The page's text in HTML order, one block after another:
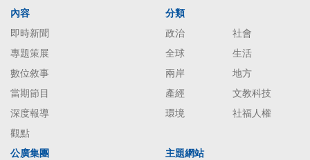
內容
即時新聞
專題策展
數位敘事
當期節目
深度報導
觀點
分類
政治
社會
全球
生活
兩岸
地方
產經
文教科技
環境
社福人權
公廣集團
主題網站